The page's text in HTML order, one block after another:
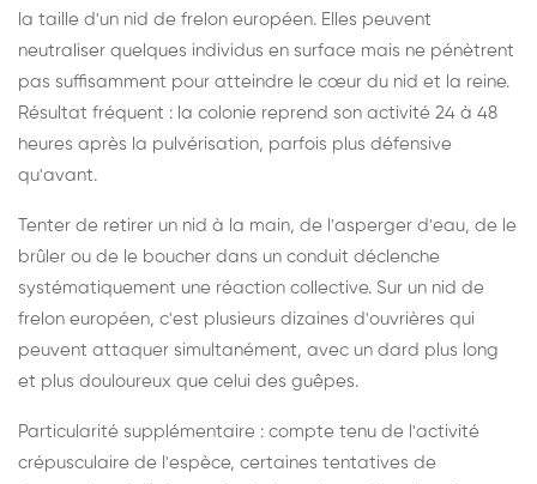
la taille d'un nid de frelon européen. Elles peuvent
neutraliser quelques individus en surface mais ne pénètrent
pas suffisamment pour atteindre le cœur du nid et la reine.
Résultat fréquent : la colonie reprend son activité 24 à 48
heures après la pulvérisation, parfois plus défensive
qu'avant.
Tenter de retirer un nid à la main, de l'asperger d'eau, de le
brûler ou de le boucher dans un conduit déclenche
systématiquement une réaction collective. Sur un nid de
frelon européen, c'est plusieurs dizaines d'ouvrières qui
peuvent attaquer simultanément, avec un dard plus long
et plus douloureux que celui des guêpes.
Particularité supplémentaire : compte tenu de l'activité
crépusculaire de l'espèce, certaines tentatives de